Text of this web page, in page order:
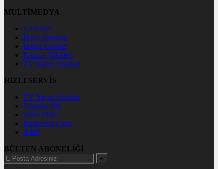
MULTİMEDYA
Gazeteler
Hava Durumu
Haber Gönder
Namaz Vakitleri
TV Yayın Akışları
HIZLI SERVİS
TV Yayın Akışları
Yazarlar Site
Tenis İddaa
Basketbol Canlı
AMP
BÜLTEN ABONELİĞİ
+